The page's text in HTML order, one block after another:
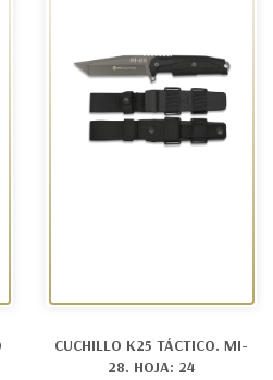
CUCHILLO K25 TÁCTICO. MI-
28. HOJA: 24